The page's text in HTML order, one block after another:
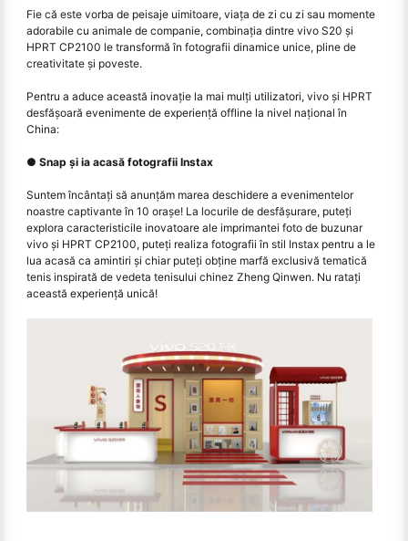
Fie că este vorba de peisaje uimitoare, viața de zi cu zi sau momente
adorabile cu animale de companie, combinația dintre vivo S20 și
HPRT CP2100 le transformă în fotografii dinamice unice, pline de
creativitate și poveste.
Pentru a aduce această inovație la mai mulți utilizatori, vivo și HPRT
desfășoară evenimente de experiență offline la nivel național în
China:
● Snap și ia acasă fotografii Instax
Suntem încântați să anunțăm marea deschidere a evenimentelor
noastre captivante în 10 orașe! La locurile de desfășurare, puteți
explora caracteristicile inovatoare ale imprimantei foto de buzunar
vivo și HPRT CP2100, puteți realiza fotografii în stil Instax pentru a le
lua acasă ca amintiri și chiar puteți obține marfă exclusivă tematică
tenis inspirată de vedeta tenisului chinez Zheng Qinwen. Nu rataţi
această experienţă unică!